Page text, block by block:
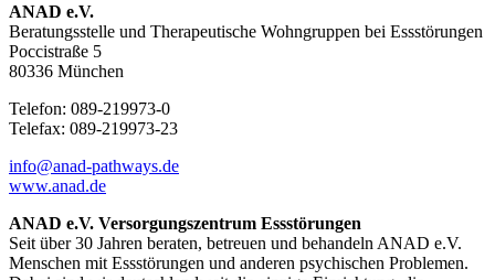
ANAD e.V.
Beratungsstelle und Therapeutische Wohngruppen bei Essstörungen
Poccistraße 5
80336 München
Telefon: 089-219973-0
Telefax: 089-219973-23
info@anad-pathways.de
www.anad.de
ANAD e.V. Versorgungszentrum Essstörungen
Seit über 30 Jahren beraten, betreuen und behandeln ANAD e.V.
Menschen mit Essstörungen und anderen psychischen Problemen.